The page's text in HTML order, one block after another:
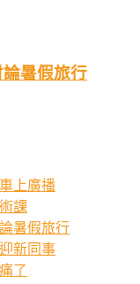
暑假旅行
上廣播
課
暑假旅行
新同事
了